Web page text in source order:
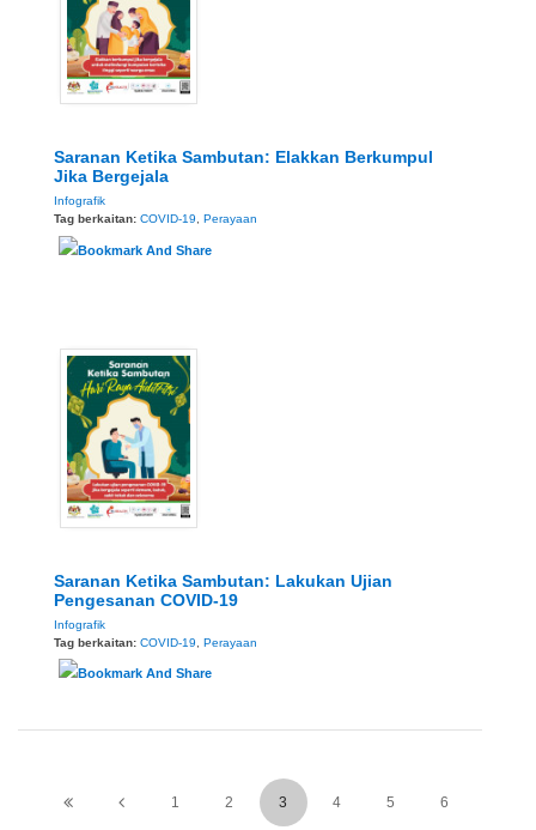
Saranan Ketika Sambutan: Elakkan Berkumpul
Jika Bergejala
Infografik
Tag berkaitan: COVID-19, Perayaan
Saranan Ketika Sambutan: Lakukan Ujian
Pengesanan COVID-19
Infografik
Tag berkaitan: COVID-19, Perayaan
1 2 3 4 5 6